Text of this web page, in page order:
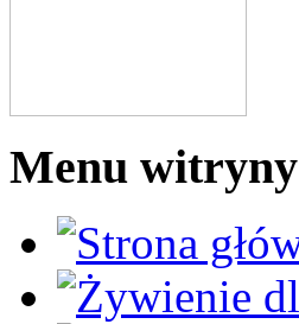
Menu witryny